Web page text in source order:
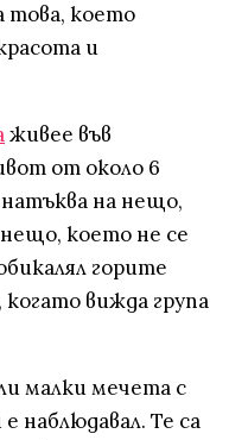
това, което
и
живее във
от около 6
на нещо,
което не се
горите
когато вижда група
малки мечета с
наблюдавал. Те са